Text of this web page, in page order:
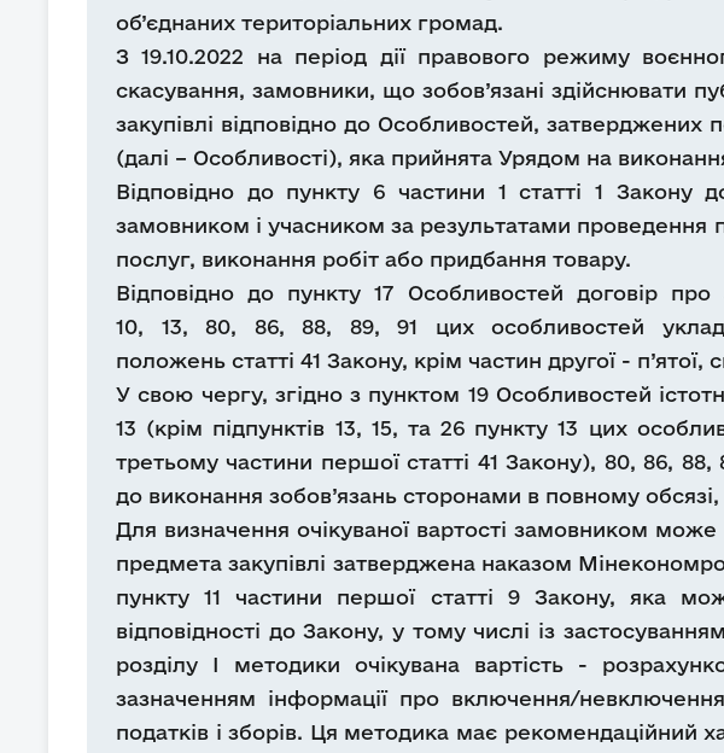
об’єднаних територіальних громад.
З 19.10.2022 на період дії правового режиму
скасування, замовники, що зобов’язані здійснювати
закупівлі відповідно до Особливостей, затверджених
(далі – Особливості), яка прийнята Урядом на
Відповідно до пункту 6 частини 1 статті 1 Закону
замовником і учасником за результатами проведення
послуг, виконання робіт або придбання товару.
Відповідно до пункту 17 Особливостей договір
10, 13, 80, 86, 88, 89, 91 цих особливостей
положень статті 41 Закону, крім частин другої - п’ятої,
У свою чергу, згідно з пунктом 19 Особливостей
13 (крім підпунктів 13, 15, та 26 пункту 13 цих
третьому частини першої статті 41 Закону), 80, 86,
до виконання зобов’язань сторонами в повному
Для визначення очікуваної вартості замовником
предмета закупівлі затверджена наказом
пункту 11 частини першої статті 9 Закону, яка
відповідності до Закону, у тому числі із
розділу I методики очікувана вартість -
зазначенням інформації про включення/
податків і зборів. Ця методика має рекомендаційний